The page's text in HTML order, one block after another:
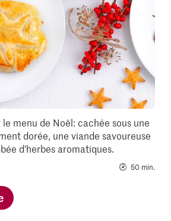
menu de Noël: cachée sous une
dorée, une viande savoureuse
d'herbes aromatiques.
50 min.